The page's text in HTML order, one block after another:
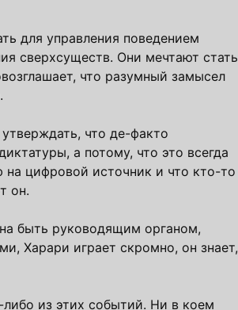
для управления поведением
сверхсуществ. Они мечтают стать
что разумный замысел
что де-факто
а потому, что это всегда
цифровой источник и что кто-то
он.
быть руководящим органом,
Харари играет скромно, он знает,
либо из этих событий. Ни в коем